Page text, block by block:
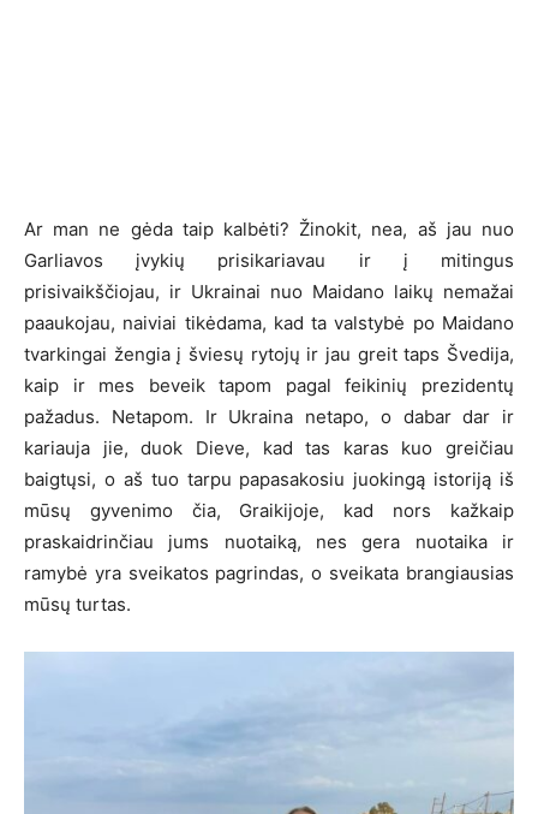
Ar man ne gėda taip kalbėti? Žinokit, nea, aš jau nuo
Garliavos įvykių prisikariavau ir į mitingus
prisivaikščiojau, ir Ukrainai nuo Maidano laikų nemažai
paaukojau, naiviai tikėdama, kad ta valstybė po Maidano
tvarkingai žengia į šviesų rytojų ir jau greit taps Švedija,
kaip ir mes beveik tapom pagal feikinių prezidentų
pažadus. Netapom. Ir Ukraina netapo, o dabar dar ir
kariauja jie, duok Dieve, kad tas karas kuo greičiau
baigtųsi, o aš tuo tarpu papasakosiu juokingą istoriją iš
mūsų gyvenimo čia, Graikijoje, kad nors kažkaip
praskaidrinčiau jums nuotaiką, nes gera nuotaika ir
ramybė yra sveikatos pagrindas, o sveikata brangiausias
mūsų turtas.